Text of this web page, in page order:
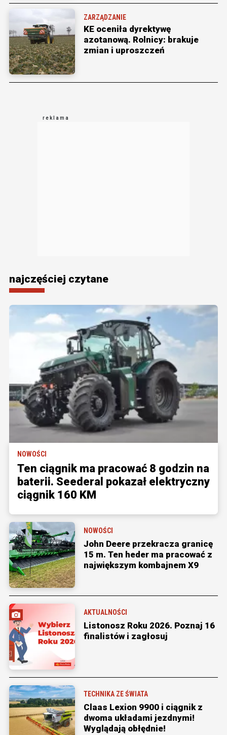
ZARZĄDZANIE
KE oceniła dyrektywę
azotanową. Rolnicy: brakuje
zmian i uproszczeń
najczęściej czytane
NOWOŚCI
Ten ciągnik ma pracować 8 godzin na
baterii. Seederal pokazał elektryczny
ciągnik 160 KM
NOWOŚCI
John Deere przekracza granicę
15 m. Ten heder ma pracować z
największym kombajnem X9
AKTUALNOŚCI
Listonosz Roku 2026. Poznaj 16
finalistów i zagłosuj
TECHNIKA ZE ŚWIATA
Claas Lexion 9900 i ciągnik z
dwoma układami jezdnymi!
Wyglądają obłędnie!